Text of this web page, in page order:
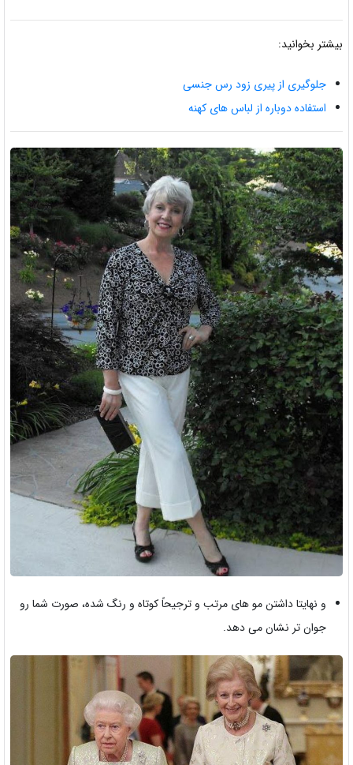
بیشتر بخوانید:
جلوگیری از پیری زود رس جنسی
استفاده دوباره از لباس های کهنه
و نهایتا داشتن مو های مرتب و ترجیحاً کوتاه و رنگ شده، صورت شما رو
جوان تر نشان می دهد.